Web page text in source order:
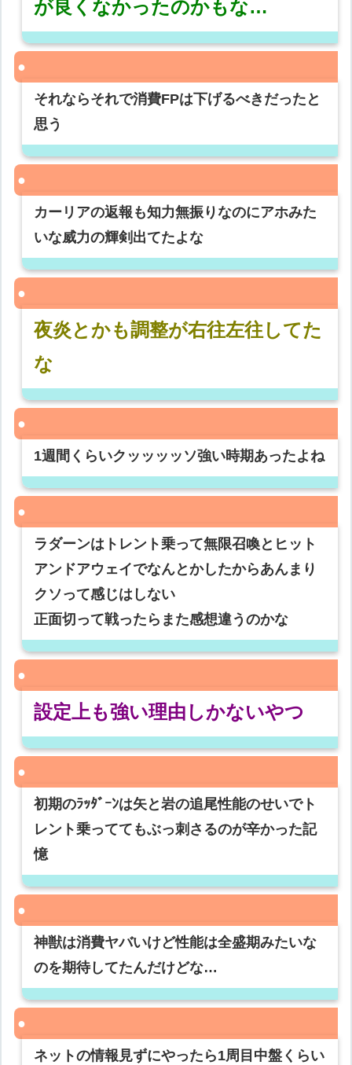
が良くなかったのかもな…
それならそれで消費FPは下げるべきだったと
思う
カーリアの返報も知力無振りなのにアホみた
いな威力の輝剣出てたよな
夜炎とかも調整が右往左往してた
な
1週間くらいクッッッッソ強い時期あったよね
ラダーンはトレント乗って無限召喚とヒット
アンドアウェイでなんとかしたからあんまり
クソって感じはしない
正面切って戦ったらまた感想違うのかな
設定上も強い理由しかないやつ
初期のﾗｯﾀﾞｰﾝは矢と岩の追尾性能のせいでト
レント乗っててもぶっ刺さるのが辛かった記
憶
神獣は消費ヤバいけど性能は全盛期みたいな
のを期待してたんだけどな…
ネットの情報見ずにやったら1周目中盤くらい